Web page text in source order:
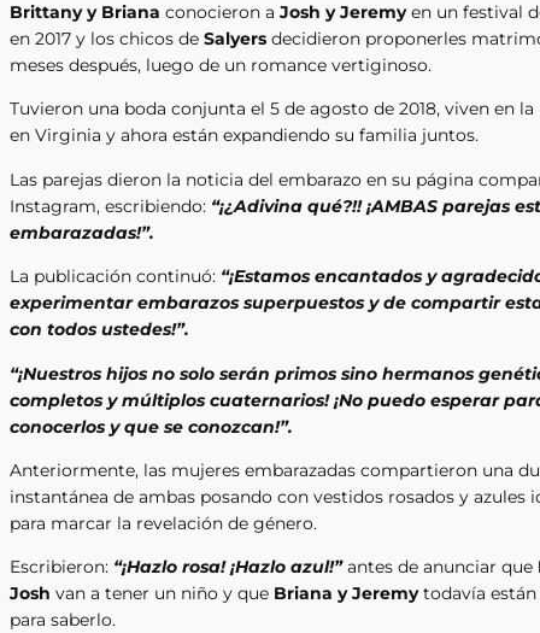
Brittany y Briana conocieron a Josh y Jeremyen un festival
en 2017 y los chicos de Salyers decidieron proponerles
meses después, luego de un romance vertiginoso.
Tuvieron una boda conjunta el 5 de agosto de 2018, viven en
en Virginia y ahora están expandiendo su familia juntos.
Las parejas dieron la noticia del embarazo en su página
Instagram, escribiendo: “¡¿Adivina qué?!! ¡AMBAS parejas
embarazadas!”.
La publicación continuó: “¡Estamos encantados y
experimentar embarazos superpuestos y de compartir
con todos ustedes!”.
“¡Nuestros hijos no solo serán primos sino hermanos
completos y múltiplos cuaternarios! ¡No puedo esperar
conocerlos y que se conozcan!”.
Anteriormente, las mujeres embarazadas compartieron una
instantánea de ambas posando con vestidos rosados ​​y azules
para marcar la revelación de género.
Escribieron: “¡Hazlo rosa! ¡Hazlo azul!”antes de anunciar que
Josh van a tener un niño y que Briana y Jeremytodavía están
para saberlo.